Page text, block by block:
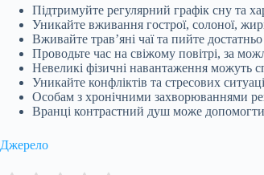
Підтримуйте регулярний графік сну та
Уникайте вживання гострої, солоної,
Вживайте трав’яні чаї та пийте
Проводьте час на свіжому повітрі, за
Невеликі фізичні навантаження можуть
Уникайте конфліктів та стресових
Особам з хронічними захворюваннями
Вранці контрастний душ може
Джерело